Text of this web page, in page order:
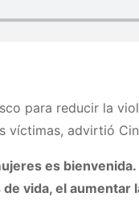
para reducir la
advirtió
es
vida, el